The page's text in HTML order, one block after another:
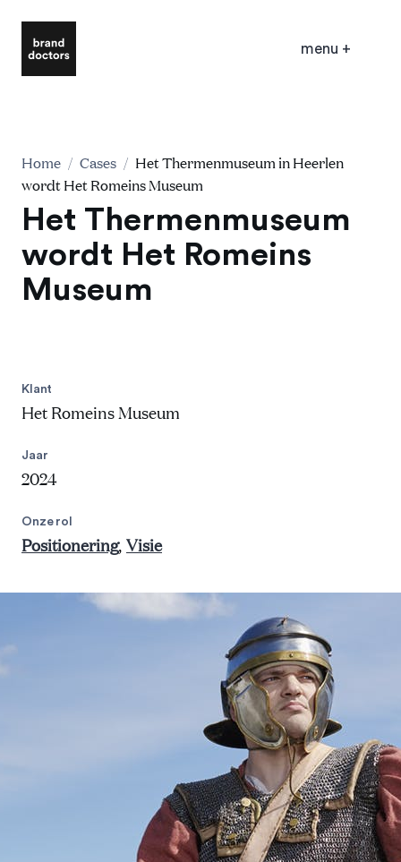
menu +
Home / Cases / Het Thermenmuseum in Heerlen
wordt Het Romeins Museum
Het Thermenmuseum
wordt Het Romeins
Museum
Klant
Het Romeins Museum
Jaar
2024
Onze rol
Positionering Visie